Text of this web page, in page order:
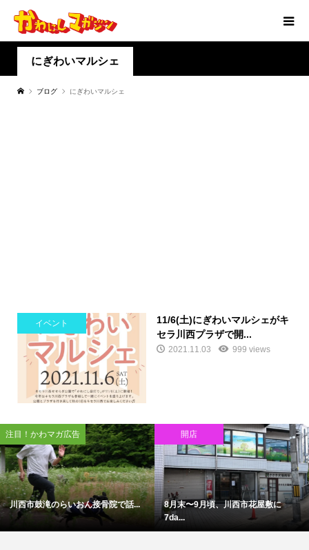
にぎわいマルシェ
ブログ にぎわいマルシェ
イベント
11/6(土)にぎわいマルシェがキ
セラ川西プラザで開...
2021.11.03 999 views
注目！かわマガ広告
川西市鼓滝のらいおん接骨院で話...
開店
8月末〜9月頃、川西市花屋敷に
7da...